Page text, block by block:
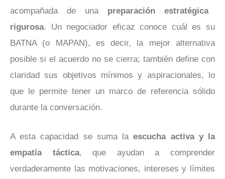
acompañada de una preparación estratégica
rigurosa. Un negociador eficaz conoce cuál es su
BATNA (o MAPAN), es decir, la mejor alternativa
posible si el acuerdo no se cierra; también define con
claridad sus objetivos mínimos y aspiracionales, lo
que le permite tener un marco de referencia sólido
durante la conversación.
A esta capacidad se suma la escucha activa y la
empatía táctica, que ayudan a comprender
verdaderamente las motivaciones, intereses y límites